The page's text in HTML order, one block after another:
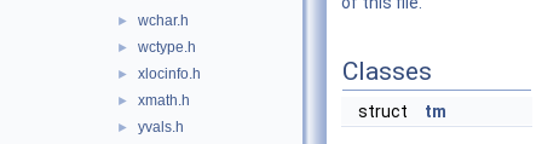
► wchar.h
► wctype.h
► xlocinfo.h
► xmath.h
► yvals.h
Classes
struct tm